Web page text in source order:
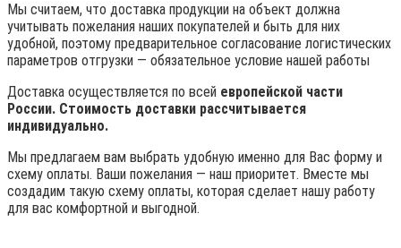
Мы считаем, что доставка продукции на объект должна
учитывать пожелания наших покупателей и быть для них
удобной, поэтому предварительное согласование логистических
параметров отгрузки — обязательное условие нашей работы
Доставка осуществляется по всей европейской части
России. Стоимость доставки рассчитывается
индивидуально.
Мы предлагаем вам выбрать удобную именно для Вас форму и
схему оплаты. Ваши пожелания — наш приоритет. Вместе мы
создадим такую схему оплаты, которая сделает нашу работу
для вас комфортной и выгодной.